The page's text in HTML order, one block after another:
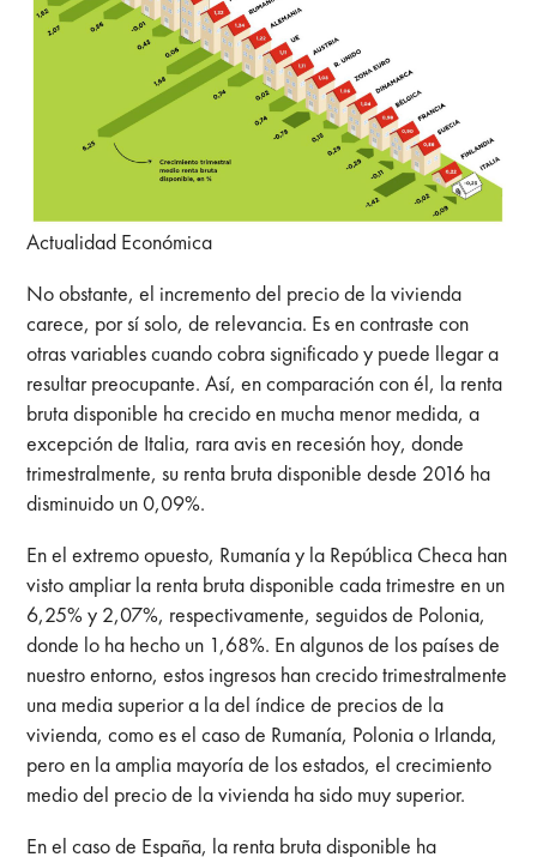
Actualidad Económica
No obstante, el incremento del precio de la vivienda
carece, por sí solo, de relevancia. Es en contraste con
otras variables cuando cobra significado y puede llegar a
resultar preocupante. Así, en comparación con él, la renta
bruta disponible ha crecido en mucha menor medida, a
excepción de Italia, rara avis en recesión hoy, donde
trimestralmente, su renta bruta disponible desde 2016 ha
disminuido un 0,09%.
En el extremo opuesto, Rumanía y la República Checa han
visto ampliar la renta bruta disponible cada trimestre en un
6,25% y 2,07%, respectivamente, seguidos de Polonia,
donde lo ha hecho un 1,68%. En algunos de los países de
nuestro entorno, estos ingresos han crecido trimestralmente
una media superior a la del índice de precios de la
vivienda, como es el caso de Rumanía, Polonia o Irlanda,
pero en la amplia mayoría de los estados, el crecimiento
medio del precio de la vivienda ha sido muy superior.
En el caso de España, la renta bruta disponible ha